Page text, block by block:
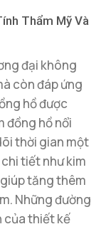
Thẩm Mỹ Và
đại không
còn đáp ứng
hồ được
đồng hồ nổi
thời gian một
tiết như kim
tăng thêm
Những đường
của thiết kế